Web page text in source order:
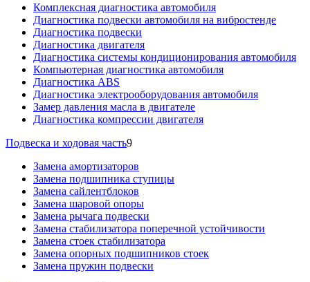
Комплексная диагностика автомобиля
Диагностика подвески автомобиля на вибростенде
Диагностика подвески
Диагностика двигателя
Диагностика системы кондиционирования автомобиля
Компьютерная диагностика автомобиля
Диагностика ABS
Диагностика электрооборудования автомобиля
Замер давления масла в двигателе
Диагностика компрессии двигателя
Подвеска и ходовая часть9
Замена амортизаторов
Замена подшипника ступицы
Замена сайлентблоков
Замена шаровой опоры
Замена рычага подвески
Замена стабилизатора поперечной устойчивости
Замена стоек стабилизатора
Замена опорных подшипников стоек
Замена пружин подвески